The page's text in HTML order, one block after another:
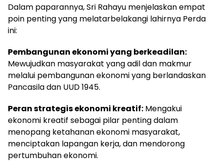
Dalam paparannya, Sri Rahayu menjelaskan empat
poin penting yang melatarbelakangi lahirnya Perda
ini:
Pembangunan ekonomi yang berkeadilan:
Mewujudkan masyarakat yang adil dan makmur
melalui pembangunan ekonomi yang berlandaskan
Pancasila dan UUD 1945.
Peran strategis ekonomi kreatif: Mengakui
ekonomi kreatif sebagai pilar penting dalam
menopang ketahanan ekonomi masyarakat,
menciptakan lapangan kerja, dan mendorong
pertumbuhan ekonomi.